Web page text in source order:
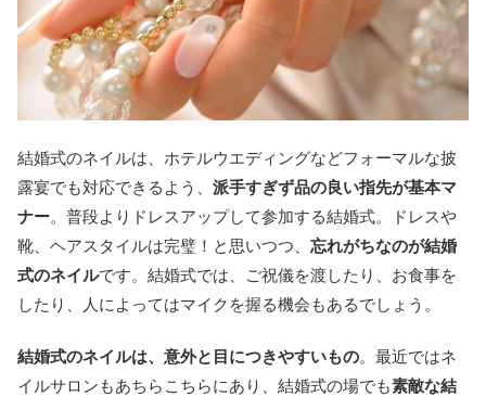
結婚式のネイルは、ホテルウエディングなどフォーマルな披
露宴でも対応できるよう、 派手すぎず品の良い指先が基本マ
ナー。普段よりドレスアップして参加する結婚式。ドレスや
靴、ヘアスタイルは完璧！と思いつつ、 忘れがちなのが結婚
式のネイルです。結婚式では、ご祝儀を渡したり、お食事を
したり、人によってはマイクを握る機会もあるでしょう。
結婚式のネイルは、意外と目につきやすいもの。最近ではネ
イルサロンもあちらこちらにあり、結婚式の場でも素敵な結